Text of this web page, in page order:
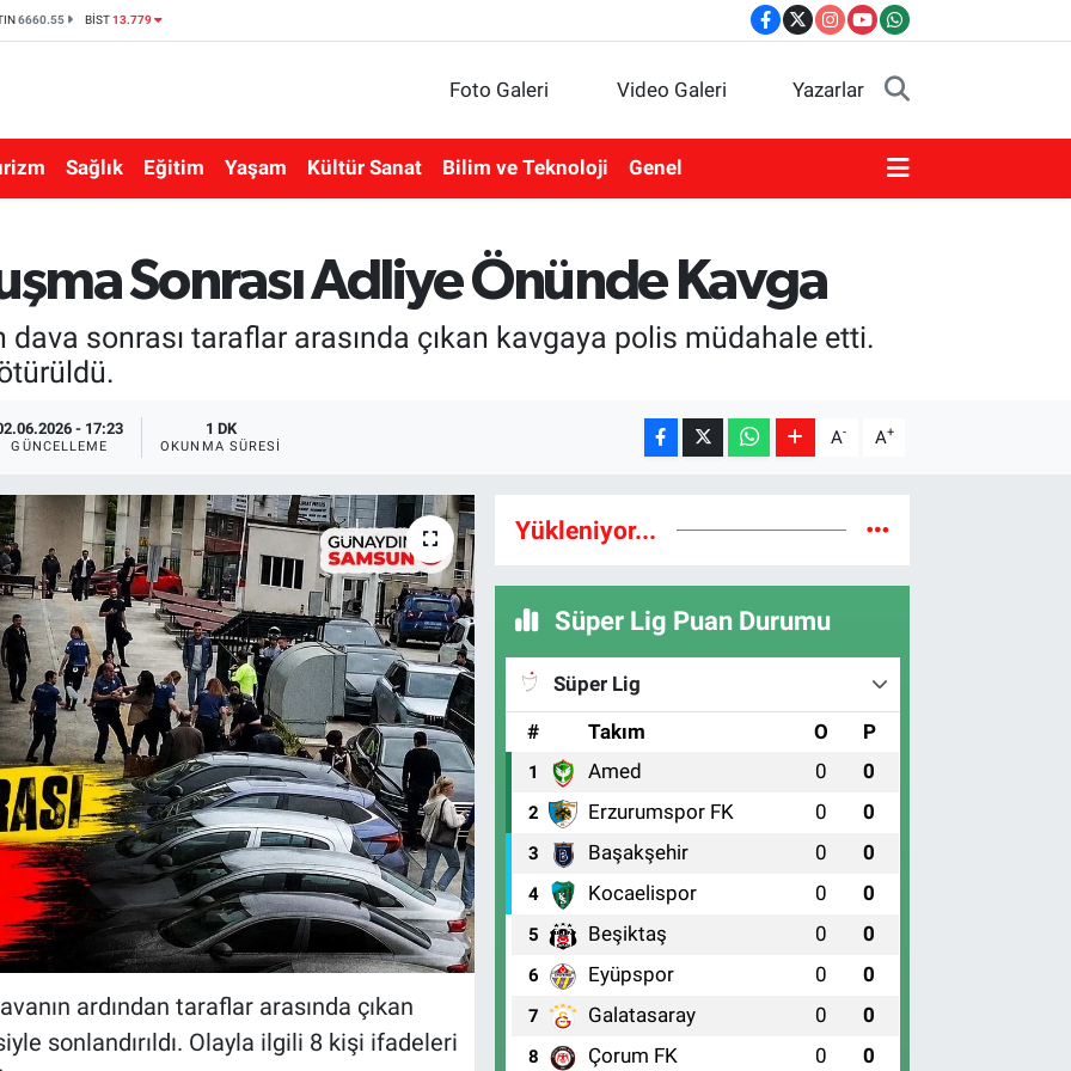
6660.55 BİST13.779
Foto Galeri Video Galeri Yazarlar
Sağlık Eğitim Yaşam Kültür Sanat Bilim ve Teknoloji Genel
Sonrası Adliye Önünde Kavga
dava sonrası taraflar arasında çıkan kavgaya polis müdahale etti.
- 17:23
GÜNCELLEME
1 DK
OKUNMA SÜRESI A- A+
ardından taraflar arasında çıkan
sonlandırıldı. Olayla ilgili 8 kişi ifadeleri
Yükleniyor...
Süper Lig Puan Durumu
Süper Lig
#
Takım O P
1 Amed 0 0
2 Erzurumspor FK 0 0
3 Başakşehir 0 0
4 Kocaelispor 0 0
5 Beşiktaş 0 0
6 Eyüpspor 0 0
7 Galatasaray 0 0
8 Çorum FK 0 0